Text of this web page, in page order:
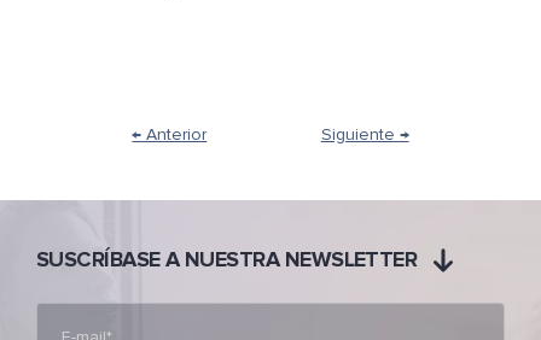
← Anterior Siguiente →
SUSCRÍBASE A NUESTRA NEWSLETTER